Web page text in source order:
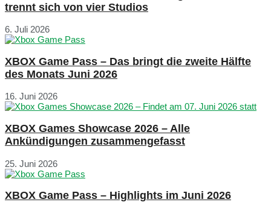
trennt sich von vier Studios
6. Juli 2026
XBOX Game Pass – Das bringt die zweite Hälfte
des Monats Juni 2026
16. Juni 2026
XBOX Games Showcase 2026 – Alle
Ankündigungen zusammengefasst
25. Juni 2026
XBOX Game Pass – Highlights im Juni 2026